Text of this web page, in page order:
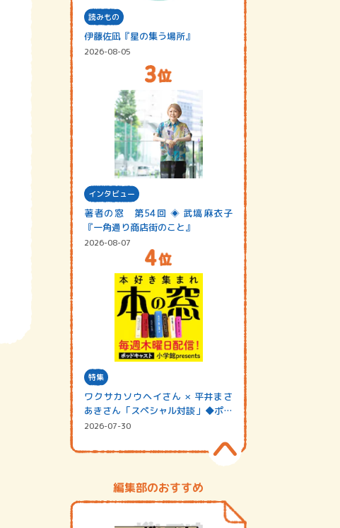
読みもの
伊藤佐凪『星の集う場所』
2026-08-05
インタビュー
著者の窓 第54回 ◈ 武塙麻衣子
『一角通り商店街のこと』
2026-08-07
特集
ワクサカソウヘイさん × 平井まさ
あきさん「スペシャル対談」◆ポッ
ドキャスト…
2026-07-30
編集部のおすすめ